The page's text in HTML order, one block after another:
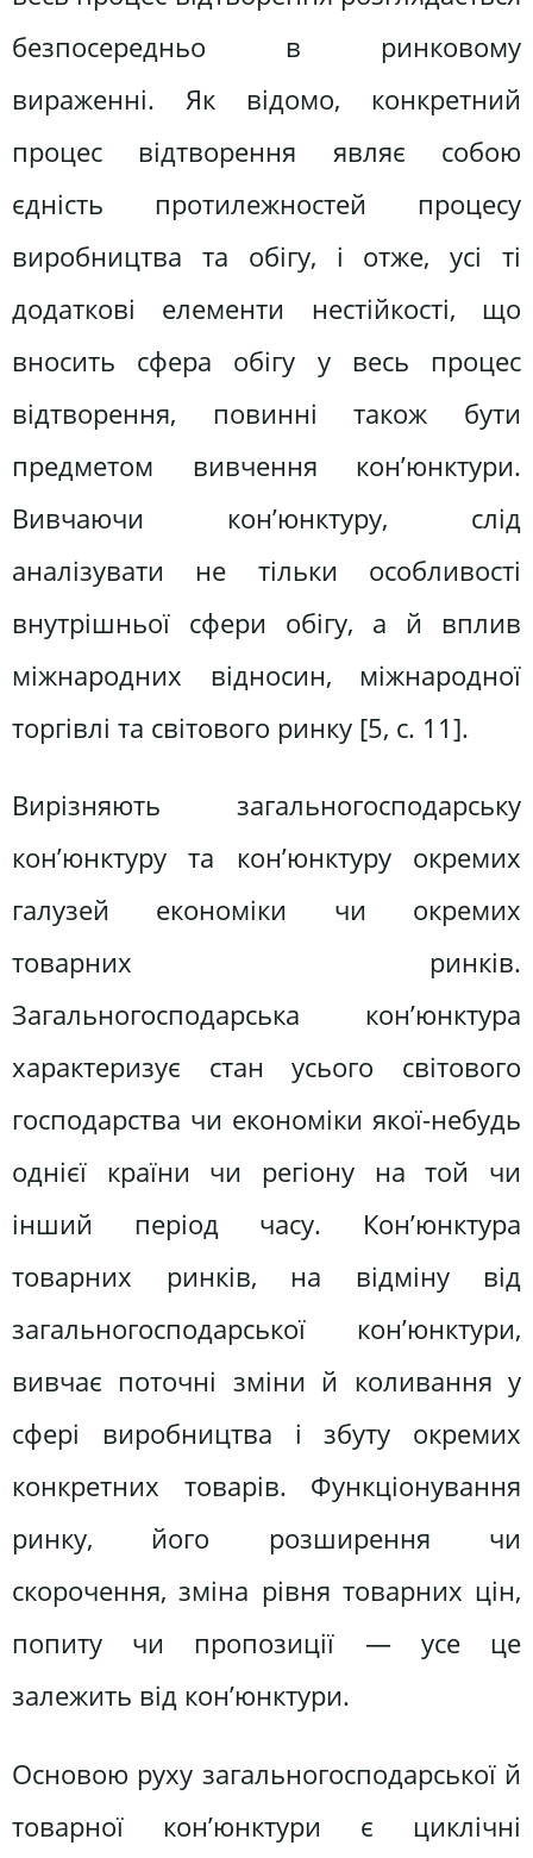
безпосередньо в ринковому
вираженні. Як відомо, конкретний
процес відтворення являє собою
єдність протилежностей процесу
виробництва та обігу, і отже, усі ті
додаткові елементи нестійкості, що
вносить сфера обігу у весь процес
відтворення, повинні також бути
предметом вивчення кон’юнктури.
Вивчаючи кон’юнктуру, слід
аналізувати не тільки особливості
внутрішньої сфери обігу, а й вплив
міжнародних відносин, міжнародної
торгівлі та світового ринку [5, с. 11].
Вирізняють загальногосподарську
кон’юнктуру та кон’юнктуру окремих
галузей економіки чи окремих
товарних ринків.
Загальногосподарська кон’юнктура
характеризує стан усього світового
господарства чи економіки якої-небудь
однієї країни чи регіону на той чи
інший період часу. Кон’юнктура
товарних ринків, на відміну від
загальногосподарської кон’юнктури,
вивчає поточні зміни й коливання у
сфері виробництва і збуту окремих
конкретних товарів. Функціонування
ринку, його розширення чи
скорочення, зміна рівня товарних цін,
попиту чи пропозиції — усе це
залежить від кон’юнктури.
Основою руху загальногосподарської й
товарної кон’юнктури є циклічні